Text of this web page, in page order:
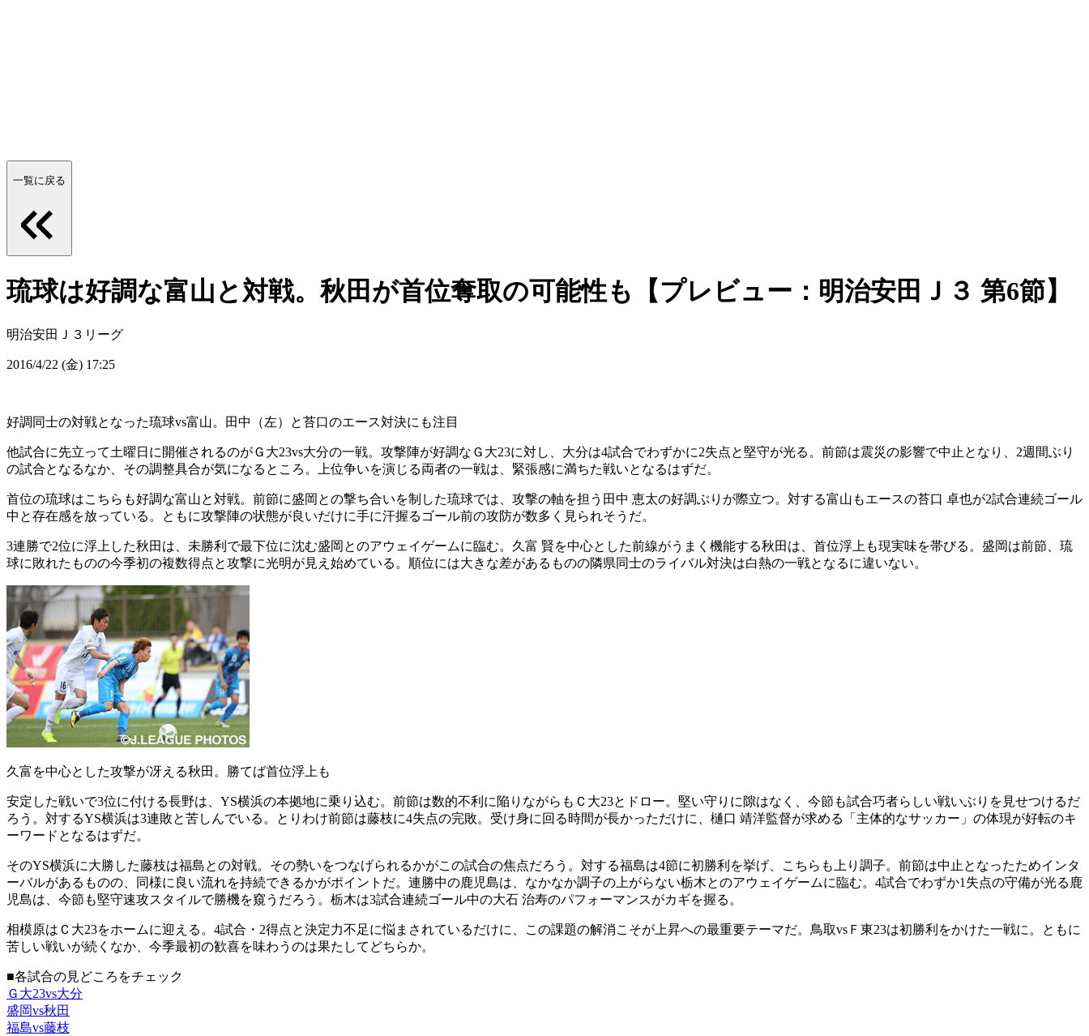
一覧に戻る
琉球は好調な富山と対戦。秋田が首位奪取の可能性も【プレビュー：明治安田Ｊ３ 第6節】
明治安田Ｊ３リーグ
2016/4/22 (金) 17:25
好調同士の対戦となった琉球vs富山。田中（左）と苔口のエース対決にも注目
他試合に先立って土曜日に開催されるのがＧ大23vs大分の一戦。攻撃陣が好調なＧ大23に対し、大分は4試合でわずかに2失点と堅守が光る。前節は震災の影響で中止となり、2週間ぶり
の試合となるなか、その調整具合が気になるところ。上位争いを演じる両者の一戦は、緊張感に満ちた戦いとなるはずだ。
首位の琉球はこちらも好調な富山と対戦。前節に盛岡との撃ち合いを制した琉球では、攻撃の軸を担う田中 恵太の好調ぶりが際立つ。対する富山もエースの苔口 卓也が2試合連続ゴール
中と存在感を放っている。ともに攻撃陣の状態が良いだけに手に汗握るゴール前の攻防が数多く見られそうだ。
3連勝で2位に浮上した秋田は、未勝利で最下位に沈む盛岡とのアウェイゲームに臨む。久富 賢を中心とした前線がうまく機能する秋田は、首位浮上も現実味を帯びる。盛岡は前節、琉
球に敗れたものの今季初の複数得点と攻撃に光明が見え始めている。順位には大きな差があるものの隣県同士のライバル対決は白熱の一戦となるに違いない。
久富を中心とした攻撃が冴える秋田。勝てば首位浮上も
安定した戦いで3位に付ける長野は、YS横浜の本拠地に乗り込む。前節は数的不利に陥りながらもＣ大23とドロー。堅い守りに隙はなく、今節も試合巧者らしい戦いぶりを見せつけるだ
ろう。対するYS横浜は3連敗と苦しんでいる。とりわけ前節は藤枝に4失点の完敗。受け身に回る時間が長かっただけに、樋口 靖洋監督が求める「主体的なサッカー」の体現が好転のキ
ーワードとなるはずだ。
そのYS横浜に大勝した藤枝は福島との対戦。その勢いをつなげられるかがこの試合の焦点だろう。対する福島は4節に初勝利を挙げ、こちらも上り調子。前節は中止となったためインタ
ーバルがあるものの、同様に良い流れを持続できるかがポイントだ。連勝中の鹿児島は、なかなか調子の上がらない栃木とのアウェイゲームに臨む。4試合でわずか1失点の守備が光る鹿
児島は、今節も堅守速攻スタイルで勝機を窺うだろう。栃木は3試合連続ゴール中の大石 治寿のパフォーマンスがカギを握る。
相模原はＣ大23をホームに迎える。4試合・2得点と決定力不足に悩まされているだけに、この課題の解消こそが上昇への最重要テーマだ。鳥取vsＦ東23は初勝利をかけた一戦に。ともに
苦しい戦いが続くなか、今季最初の歓喜を味わうのは果たしてどちらか。
■各試合の見どころをチェック
Ｇ大23vs大分
盛岡vs秋田
福島vs藤枝